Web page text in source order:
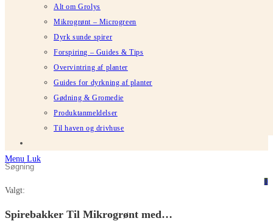
Alt om Grolys
Mikrogrønt – Microgreen
Dyrk sunde spirer
Forspiring – Guides & Tips
Overvintring af planter
Guides for dyrkning af planter
Gødning & Gromedie
Produktanmeldelser
Til haven og drivhuse
0
Menu Luk
Søg
denne
hjemmeside
for
Valgt:
Spirebakker Til Mikrogrønt med…